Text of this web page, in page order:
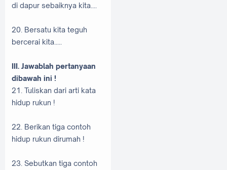
di dapur sebaiknya kita....
20. Bersatu kita teguh
bercerai kita.....
III. Jawablah pertanyaan
dibawah ini !
21. Tuliskan dari arti kata
hidup rukun !
22. Berikan tiga contoh
hidup rukun dirumah !
23. Sebutkan tiga contoh